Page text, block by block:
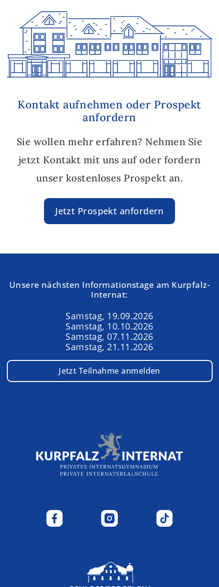
Kontakt aufnehmen oder Prospekt
anfordern
Sie wollen mehr erfahren? Nehmen Sie
jetzt Kontakt mit uns auf oder fordern
unser kostenloses Prospekt an.
Jetzt Prospekt anfordern
Unsere nächsten Informationstage am Kurpfalz-
Internat:
Samstag, 19.09.2026
Samstag, 10.10.2026
Samstag, 07.11.2026
Samstag, 21.11.2026
Jetzt Teilnahme anmelden